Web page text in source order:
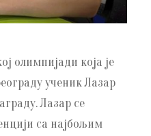
олимпијади која је
ученик Лазар
Лазар се
са најбољим